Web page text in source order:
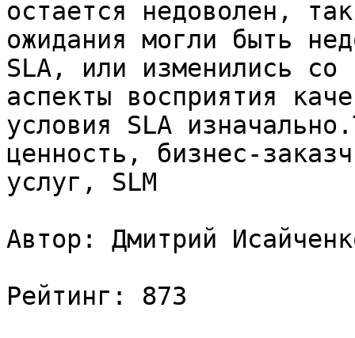
остается недоволен,
ожидания могли быть
SLA, или изменились со
аспекты восприятия
условия SLA
ценность, бизнес-
услуг, SLM
Автор: Дмитрий
Рейтинг: 873